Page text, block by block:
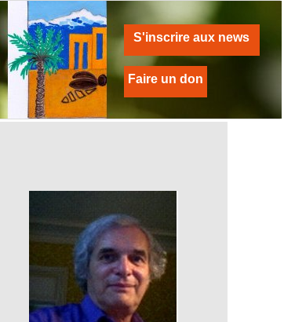
S'inscrire aux news
Faire un don